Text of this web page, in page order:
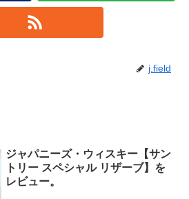
j.field
ジャパニーズ・ウィスキー【サン
トリー スペシャル リザーブ】を
レビュー。